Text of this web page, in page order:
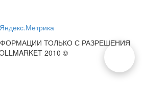
ТОЛЬКО С РАЗРЕШЕНИЯ
2010 ©